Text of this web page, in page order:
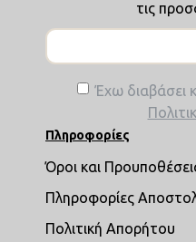
τις
Έχω διαβάσει
Πληροφορίες
Όροι και
Πληροφορίες
Πολιτική Απορήτου